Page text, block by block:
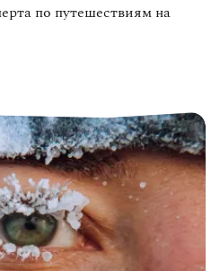
по путешествиям на